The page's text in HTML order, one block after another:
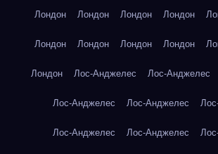
Лондон Лондон Лондон Лондон
Лондон Лондон Лондон Лондон
Лондон Лос-Анджелес Лос-Анджелес
Лос-Анджелес Лос-Анджелес
Лос-Анджелес Лос-Анджелес